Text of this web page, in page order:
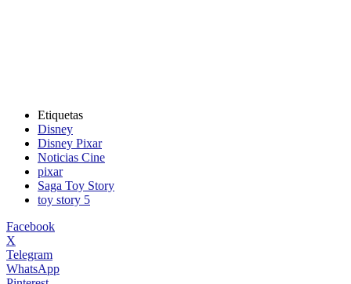
Etiquetas
Disney
Disney Pixar
Noticias Cine
pixar
Saga Toy Story
toy story 5
Facebook
X
Telegram
WhatsApp